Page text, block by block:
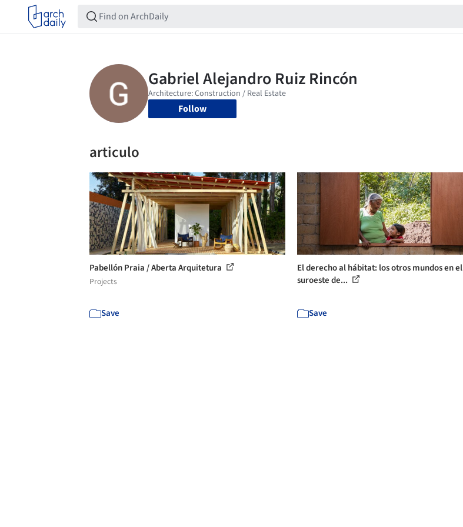
Follow
articulo
Pabellón Praia / Aberta Arquitetura
Projects
Save
El derecho al hábitat: los otros mundos en el
suroeste de...
Save